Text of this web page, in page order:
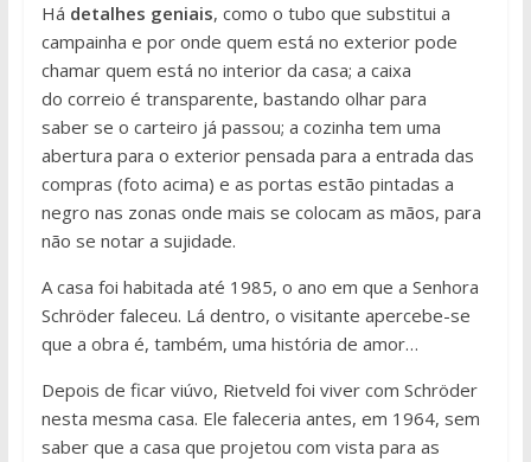
Há detalhes geniais, como o tubo que substitui a
campainha e por onde quem está no exterior pode
chamar quem está no interior da casa; a caixa
do correio é transparente, bastando olhar para
saber se o carteiro já passou; a cozinha tem uma
abertura para o exterior pensada para a entrada das
compras (foto acima) e as portas estão pintadas a
negro nas zonas onde mais se colocam as mãos, para
não se notar a sujidade.
A casa foi habitada até 1985, o ano em que a Senhora
Schröder faleceu. Lá dentro, o visitante apercebe-se
que a obra é, também, uma história de amor…
Depois de ficar viúvo, Rietveld foi viver com Schröder
nesta mesma casa. Ele faleceria antes, em 1964, sem
saber que a casa que projetou com vista para as